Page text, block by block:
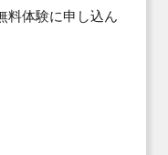
料体験に申し込ん